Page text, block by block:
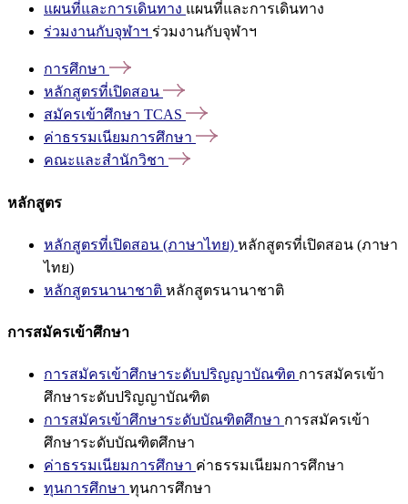
แผนที่และการเดินทาง แผนที่และการเดินทาง
ร่วมงานกับจุฬาฯ ร่วมงานกับจุฬาฯ
การศึกษา
หลักสูตรที่เปิดสอน
สมัครเข้าศึกษา TCAS
ค่าธรรมเนียมการศึกษา
คณะและสำนักวิชา
หลักสูตร
หลักสูตรที่เปิดสอน (ภาษาไทย) หลักสูตรที่เปิดสอน (ภาษา
ไทย)
หลักสูตรนานาชาติ หลักสูตรนานาชาติ
การสมัครเข้าศึกษา
การสมัครเข้าศึกษาระดับปริญญาบัณฑิต การสมัครเข้า
ศึกษาระดับปริญญาบัณฑิต
การสมัครเข้าศึกษาระดับบัณฑิตศึกษา การสมัครเข้า
ศึกษาระดับบัณฑิตศึกษา
ค่าธรรมเนียมการศึกษา ค่าธรรมเนียมการศึกษา
ทุนการศึกษา ทุนการศึกษา